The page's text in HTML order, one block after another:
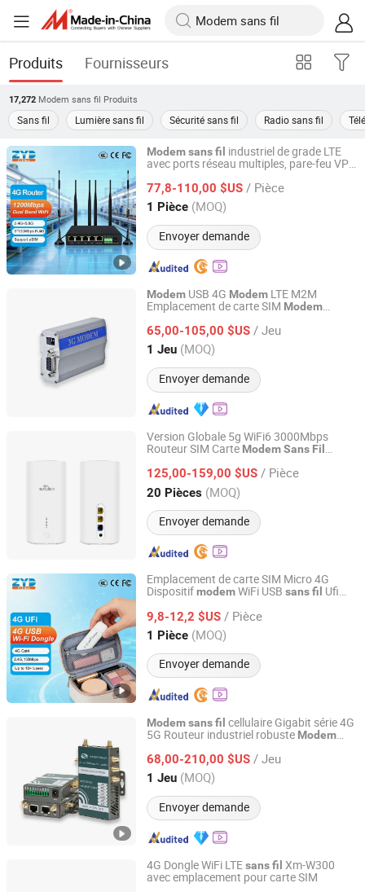
Produits Fournisseurs
17,272 Modem sans fil Produits
Sans fil Lumière sans fil Sécurité sans fil Radio sans fil
Modemsansfil industriel de grade LTE
avec ports réseau multiples, pare-feu VPN
1200Mbps réseau 4G port série
RS232/485
77,8-110,00 $US / Pièce
1 Pièce (MOQ)
Envoyer demande
ZYDlink (XiaMen) Information Technology Co., Ltd.
Fujian, China Depuis 2026
Modem USB 4G Modem LTE M2M
Emplacement de carte SIM Modem
65,00-105,00 $US / Jeu
1 Jeu (MOQ)
Envoyer demande
Shenzhen E-Lins Communication Co., Limited
Guangdong, China Depuis 2008
Version Globale 5g WiFi6 3000Mbps
Routeur SIM Carte ModemSans Fil
125,00-159,00 $US / Pièce
20 Pièces (MOQ)
Envoyer demande
Shenzhen Shuotian Information Technology Co., Ltd.
Guangdong, China Depuis 2025
Emplacement de carte SIM Micro 4G
DispositifmodemWiFi USB sansfil Ufi
9,8-12,2 $US / Pièce
1 Pièce (MOQ)
Envoyer demande
ZYDlink (XiaMen) Information Technology Co., Ltd.
Fujian, China Depuis 2026
Modemsansfil cellulaire Gigabit série 4G
5G Routeur industriel robuste Modem
68,00-210,00 $US / Jeu
1 Jeu (MOQ)
Envoyer demande
Shenzhen E-Lins Communication Co., Limited
Guangdong, China Depuis 2008
4G Dongle WiFi LTEsansfil Xm-W300
avec emplacement pour carte SIM
Shenzhen Shuotian Information Technology Co., Ltd.